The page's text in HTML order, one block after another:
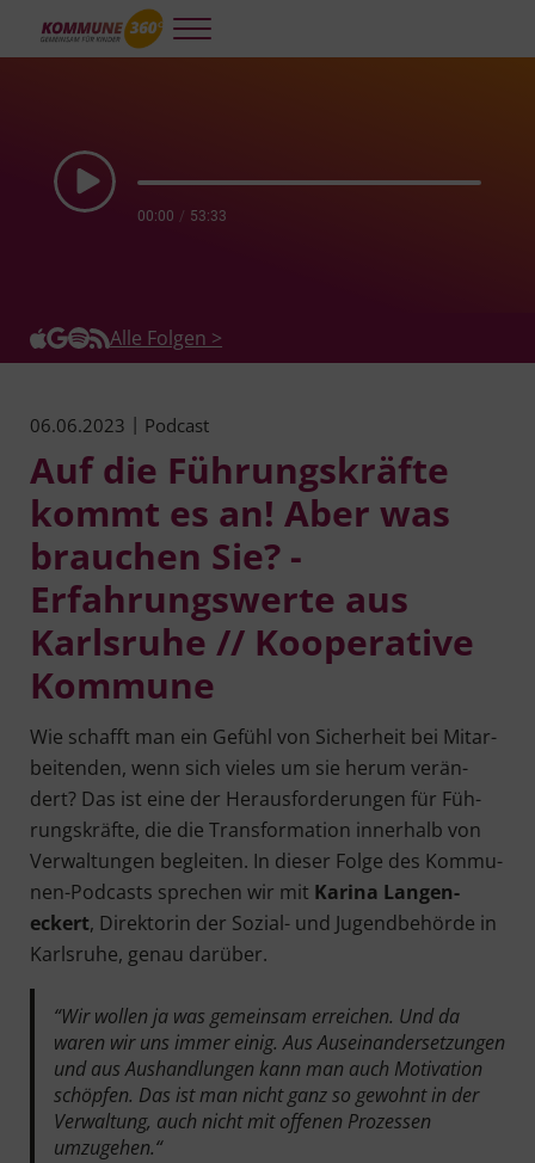
Skip to main content
Skip to header right navigation
Skip to site footer
Menu
Play Episode
00:00 / 53:33
Alle Folgen >
06.06.2023 | Podcast
Auf die Führungskräfte
kommt es an! Aber was
brauchen Sie? -
Erfahrungswerte aus
Karlsruhe // Kooperative
Kommune
Wie schafft man ein Gefühl von Sicher­heit bei Mit­ar­
bei­ten­den, wenn sich vie­les um sie her­um ver­än­
dert? Das ist eine der Her­aus­for­de­run­gen für Füh­
rungs­kräf­te, die die Trans­for­ma­ti­on inner­halb von
Ver­wal­tun­gen beglei­ten. In die­ser Fol­ge des Kom­mu­
nen-Pod­casts spre­chen wir mit Kari­na Lan­gen­
eckert, Direk­to­rin der Sozi­al- und Jugend­be­hör­de in
Karls­ru­he, genau darüber.
“Wir wol­len ja was gemein­sam errei­chen. Und da
waren wir uns immer einig. Aus Aus­ein­an­der­set­zun­gen
und aus Aus­hand­lun­gen kann man auch Moti­va­ti­on
schöp­fen. Das ist man nicht ganz so gewohnt in der
Ver­wal­tung, auch nicht mit offe­nen Pro­zes­sen
umzugehen.“